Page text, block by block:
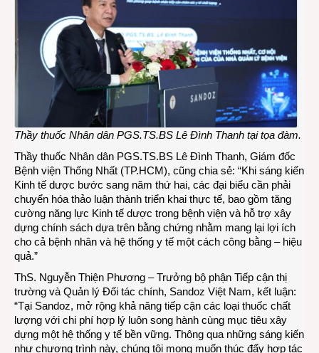
Thầy thuốc Nhân dân PGS.TS.BS Lê Đình Thanh tại tọa đàm.
Thầy thuốc Nhân dân PGS.TS.BS Lê Đình Thanh, Giám đốc
Bệnh viện Thống Nhất (TP.HCM), cũng chia sẻ: “Khi sáng kiến
Kinh tế dược bước sang năm thứ hai, các đại biểu cần phải
chuyển hóa thảo luận thành triển khai thực tế, bao gồm tăng
cường năng lực Kinh tế dược trong bệnh viện và hỗ trợ xây
dựng chính sách dựa trên bằng chứng nhằm mang lại lợi ích
cho cả bệnh nhân và hệ thống y tế một cách công bằng – hiệu
quả.”
ThS. Nguyễn Thiện Phương – Trưởng bộ phận Tiếp cận thị
trường và Quản lý Đối tác chính, Sandoz Việt Nam, kết luận:
“Tại Sandoz, mở rộng khả năng tiếp cận các loại thuốc chất
lượng với chi phí hợp lý luôn song hành cùng mục tiêu xây
dựng một hệ thống y tế bền vững. Thông qua những sáng kiến
như chương trình này, chúng tôi mong muốn thúc đẩy hợp tác